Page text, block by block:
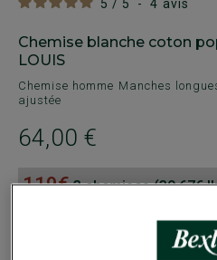
5 / 5 - 4 avis
Chemise blanche coton
LOUIS
Chemise homme Manches
ajustée
64,00 €
119€3 chemises (39.67€
Payez en plusieurs